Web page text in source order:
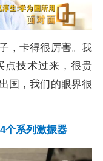
，卡得很厉害。我
点技术过来，很贵
国，我们的眼界很
个系列激振器